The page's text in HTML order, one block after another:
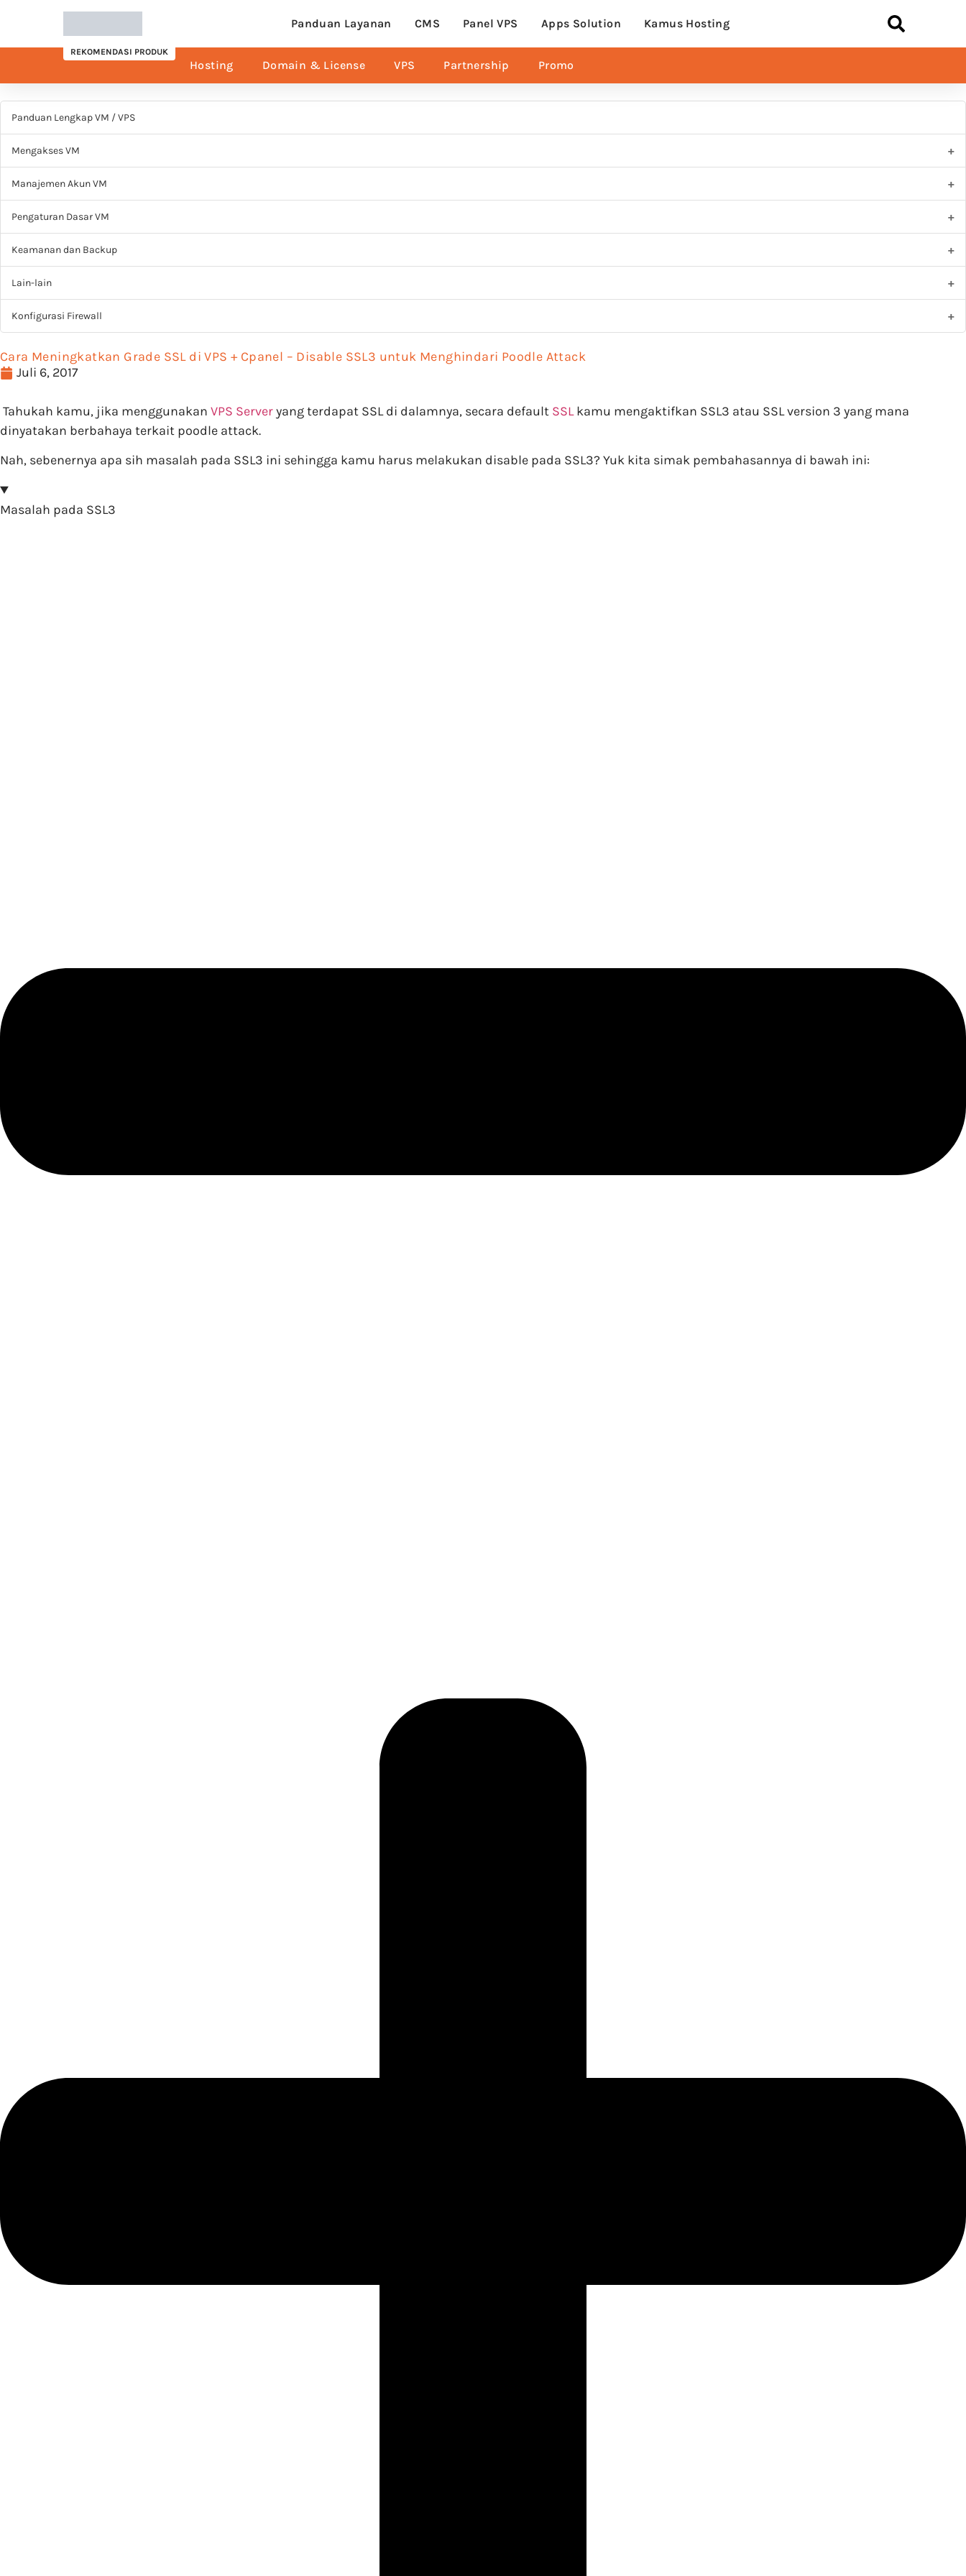
Panduan Layanan CMS Panel VPS Apps Solution Kamus Hosting
REKOMENDASI PRODUK
Hosting Domain & License VPS Partnership Promo
Panduan Lengkap VM / VPS
Mengakses VM
Manajemen Akun VM
Pengaturan Dasar VM
Keamanan dan Backup
Lain-lain
Konfigurasi Firewall
Cara Meningkatkan Grade SSL di VPS + Cpanel – Disable SSL3 untuk Menghindari Poodle Attack
Juli 6, 2017
Tahukah kamu, jika menggunakan VPS Serveryang terdapat SSL di dalamnya, secara default SSLkamu mengaktifkan SSL3 atau SSL version 3 yang mana
dinyatakan berbahaya terkait poodle attack.
Nah, sebenernya apa sih masalah pada SSL3 ini sehingga kamu harus melakukan disable pada SSL3? Yuk kita simak pembahasannya di bawah ini:
Masalah pada SSL3